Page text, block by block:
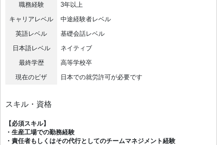
職務経験
3年以上
キャリアレベル
中途経験者レベル
英語レベル
基礎会話レベル
日本語レベル
ネイティブ
最終学歴
高等学校卒
現在のビザ
日本での就労許可が必要です
スキル・資格
【必須スキル】
・生産工場での勤務経験
・責任者もしくはその代行としてのチームマネジメント経験